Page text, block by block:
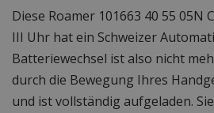
Diese Roamer 101663 40 55 05N
III Uhr hat ein Schweizer
Batteriewechsel ist also nicht
durch die Bewegung Ihres
und ist vollständig aufgeladen.